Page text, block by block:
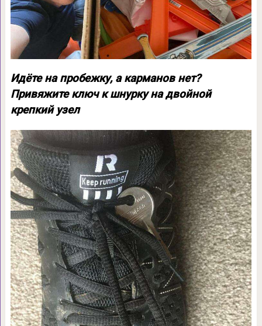
Идёте на пробежку, а карманов нет?
Привяжите ключ к шнурку на двойной
крепкий узел